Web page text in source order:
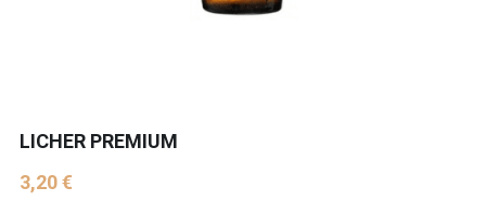
LICHER PREMIUM
3,20 €